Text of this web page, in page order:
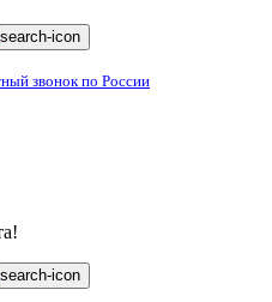
звонок по России